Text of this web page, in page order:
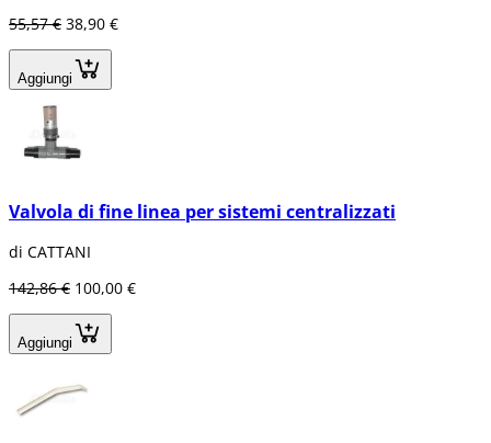
55,57 € 38,90 €
Aggiungi
Valvola di fine linea per sistemi centralizzati
di CATTANI
142,86 € 100,00 €
Aggiungi